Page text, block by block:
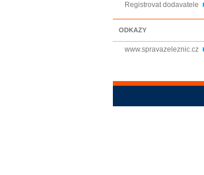
Registrovat dodavatele
ODKAZY
www.spravazeleznic.cz